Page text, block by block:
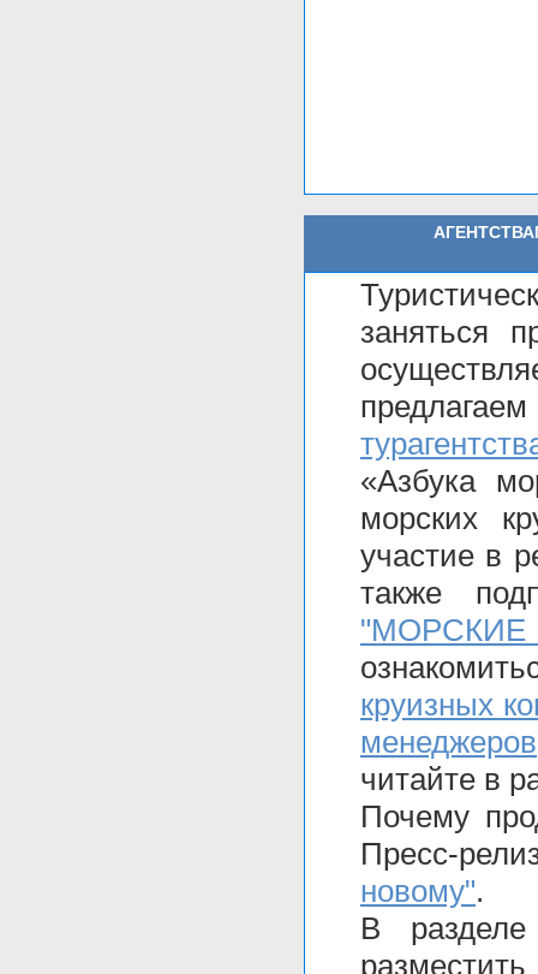
заняться
«Азбука
морских
участие в
также
"МОРСКИЕ
круизных
менеджеров
читайте в
Почему
Пресс-
новому".
В